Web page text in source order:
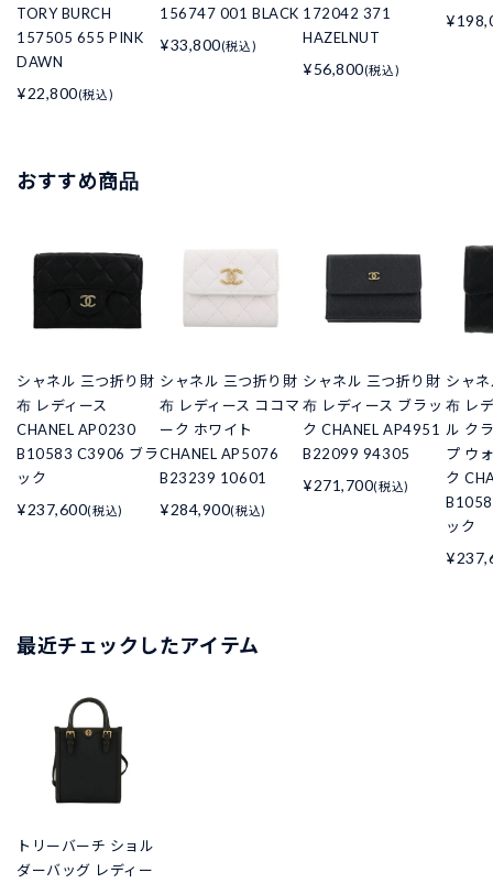
TORY BURCH
157505 655 PINK
DAWN
¥22,800(税込)
156747 001 BLACK
¥33,800(税込)
172042 371
HAZELNUT
¥56,800(税込)
おすすめ商品
シャネル 三つ折り財
布 レディース
CHANEL AP0230
B10583 C3906 ブラ
ック
¥237,600(税込)
シャネル 三つ折り財
布 レディース ココマ
ーク ホワイト
CHANEL AP5076
B23239 10601
¥284,900(税込)
シャネル 三つ折り財
布 レディース ブラッ
ク CHANEL AP4951
B22099 94305
¥271,700(税込)
シャ
布 レ
ル ク
プ ウ
ク
ック
最近チェックしたアイテム
トリーバーチ ショル
ダーバッグ レディー